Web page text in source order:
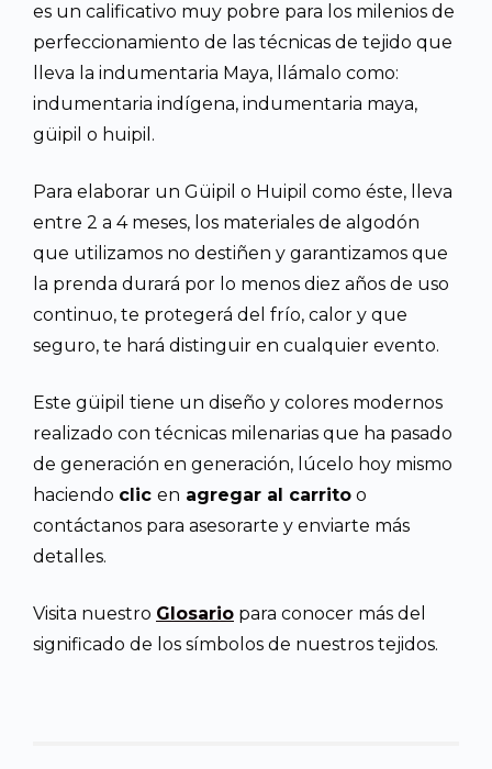
es un calificativo muy pobre para los milenios de
perfeccionamiento de las técnicas de tejido que
lleva la indumentaria Maya, llámalo como:
indumentaria indígena, indumentaria maya,
güipil o huipil.
Para elaborar un Güipil o Huipil como éste, lleva
entre 2 a 4 meses, los materiales de algodón
que utilizamos no destiñen y garantizamos que
la prenda durará por lo menos diez años de uso
continuo, te protegerá del frío, calor y que
seguro, te hará distinguir en cualquier evento.
Este güipil tiene un diseño y colores modernos
realizado con técnicas milenarias que ha pasado
de generación en generación, lúcelo hoy mismo
haciendo clic en agregar al carrito o
contáctanos para asesorarte y enviarte más
detalles.
Visita nuestro Glosario para conocer más del
significado de los símbolos de nuestros tejidos.